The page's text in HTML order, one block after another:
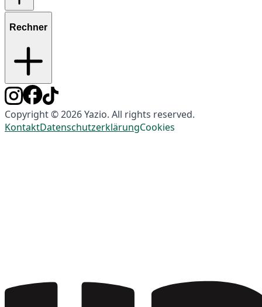
Rechner
Copyright © 2026 Yazio. All rights reserved.
KontaktDatenschutzerklärungCookies